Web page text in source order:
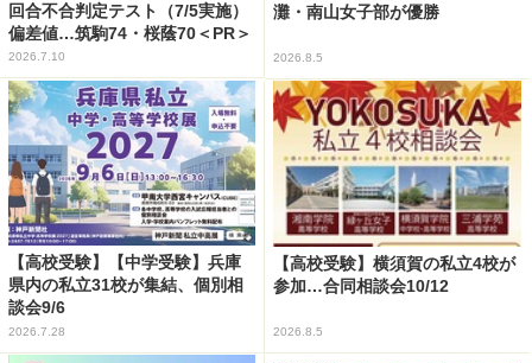
回合不合判定テスト（7/5実施）
偏差値…筑駒74・桜蔭70＜PR＞
2026.7.10
灘・南山女子部が優勝
2026.8.5
【高校受験】【中学受験】兵庫
県内の私立31校が集結、個別相
談会9/6
2026.7.28
【高校受験】横須賀の私立4校が
参加…合同相談会10/12
2026.8.5